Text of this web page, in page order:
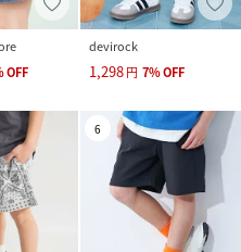
OFF
devirock
1,298円 7%OFF
6